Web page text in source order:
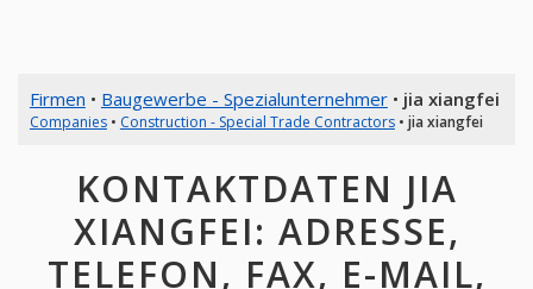
Firmen • Baugewerbe - Spezialunternehmer• jia xiangfei
Companies• Construction - Special Trade Contractors• jia xiangfei
KONTAKTDATEN JIA
XIANGFEI: ADRESSE,
TELEFON, FAX, E-MAIL,